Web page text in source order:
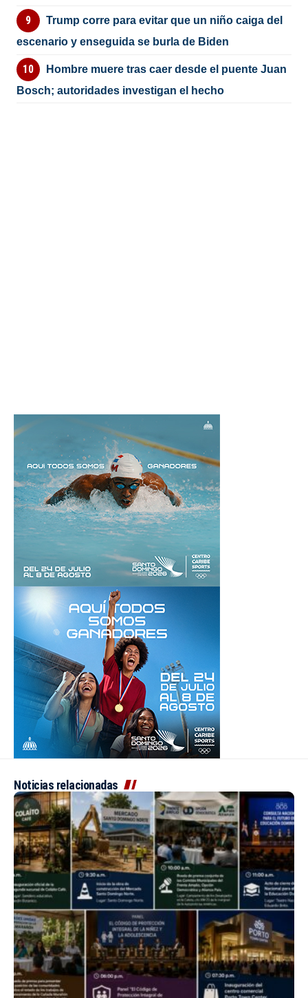
Trump corre para evitar que un niño caiga del
escenario y enseguida se burla de Biden
Hombre muere tras caer desde el puente Juan
Bosch; autoridades investigan el hecho
Noticias relacionadas